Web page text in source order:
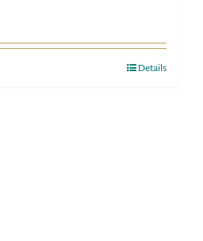
Details